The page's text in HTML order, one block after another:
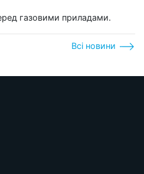
газовими приладами.
Всі новини